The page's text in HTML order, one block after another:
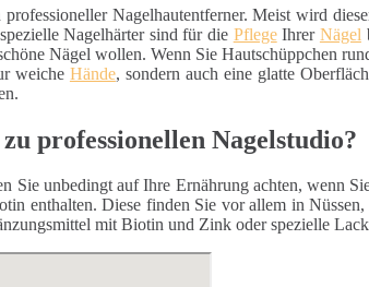
Nagelhautentferner. Meist wird
Nagelhärter sind für die PflegeIhrer Nägel
Nägel wollen. Wenn Sie Hautschüppchen
weiche Hände, sondern auch eine glatte
professionellen Nagelstudio?
Sie unbedingt auf Ihre Ernährung achten, wenn
enthalten. Diese finden Sie vor allem in
mit Biotin und Zink oder spezielle